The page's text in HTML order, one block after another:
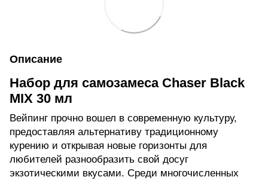
Описание
Набор для самозамеса Chaser Black
MIX 30 мл
Вейпинг прочно вошел в современную культуру,
предоставляя альтернативу традиционному
курению и открывая новые горизонты для
любителей разнообразить свой досуг
экзотическими вкусами. Среди многочисленных